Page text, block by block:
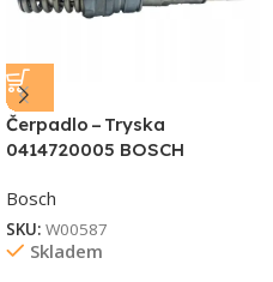
Čerpadlo – Tryska
0414720005 BOSCH
Bosch
SKU: W00587
Skladem